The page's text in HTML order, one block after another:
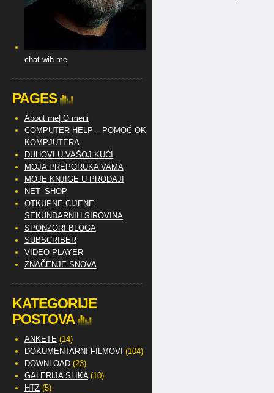
chat wih me
PAGES
About me| O meni
COMPUTER HELP – POMOĆ OKO
KOMPJUTERA
DUHOVI U VAŠOJ KUĆI
MOJA PREPORUKA VAMA
MOJE KNJIGE U PRODAJI
NET- SHOP
OTKUPNE CIJENE
SEKUNDARNIH SIROVINA
SPONZORI BLOGA
SUBSCRIBER
VIDEO PLAYER
ZNAČENJE SNOVA
KATEGORIJE
POSTOVA
ANKETE (14)
DOKUMENTARNI FILMOVI (104)
DOWNLOAD(23)
GALERIJA SLIKA(10)
HTZ(5)